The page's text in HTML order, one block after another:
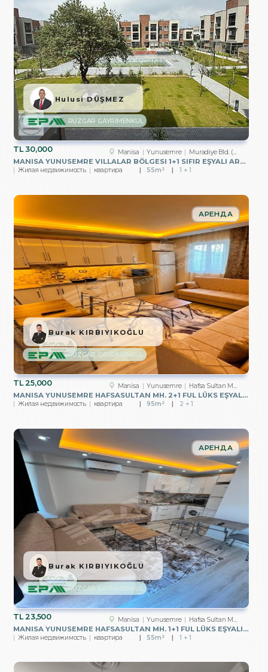
TL30,000 Manisa Yunusemre Muradiye Bld. (Atatürk Mah.)
MANISA YUNUSEMRE VILLALAR BÖLGESI 1+1 SIFIR EŞYALI ARA KAT DAIRE
Жилая недвижимость квартира 55m² 1 + 1
RÜZGAR GAYRİMENKUL
Hulusi DÜŞMEZ
TL25,000 Manisa Yunusemre Hafsa Sultan Mah.
MANISA YUNUSEMRE HAFSASULTAN MH. 2+1 FUL LÜKS EŞYALI KIRALIK
АРЕНДА
Жилая недвижимость квартира 95m² 2 + 1
RÜZGAR GAYRİMENKUL
Burak KIRBIYIKOĞLU
TL23,500 Manisa Yunusemre Hafsa Sultan Mah.
MANISA YUNUSEMRE HAFSASULTAN MH. 1+1 FUL LÜKS EŞYALI KIRALIK
АРЕНДА
Жилая недвижимость квартира 55m² 1 + 1
RÜZGAR GAYRİMENKUL
Burak KIRBIYIKOĞLU